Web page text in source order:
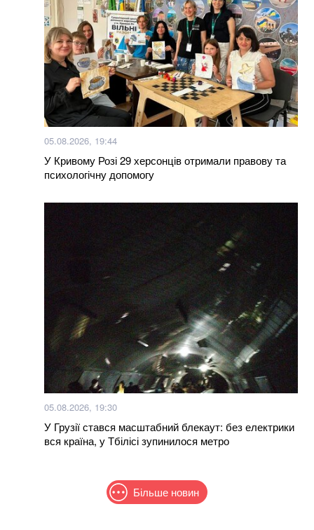
05.08.2026, 19:44
У Кривому Розі 29 херсонців отримали правову та
психологічну допомогу
05.08.2026, 19:30
У Грузії стався масштабний блекаут: без електрики
вся країна, у Тбілісі зупинилося метро
Більше новин